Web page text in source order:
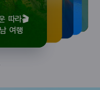
따라🎬
여행
!
숍 3곳⭐
더 재미있어지는
여행
길부터 천년 고찰까지!
에 쉼을 더하는 부안
뚜벅이 여행자 주목🚶
양양 1박 2일 코스
백제의 숨결을 따라,
부여에서 만나는 여름
<호프>, <동궁> 여운 따라🎬
실속 있게 떠나는 해남 여행
로컬 감성 수집!
전국 로컬 기념품숍 3곳⭐
우리말이 더 재미있어지는
세종 한글 여행
숲길부터 천년 고찰까지!
마음에 쉼을 더하는 부안
뚜벅이 여행자 주목🚶
양양 1박 2일 코스
백제의 숨결을 따라,
부여에서 만나는 여름